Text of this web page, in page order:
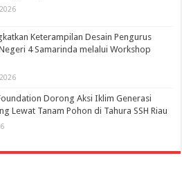
Keterampilan Desain Pengurus
4 Samarinda melalui Workshop
Dorong Aksi Iklim Generasi
Lewat Tanam Pohon di Tahura SSH Riau